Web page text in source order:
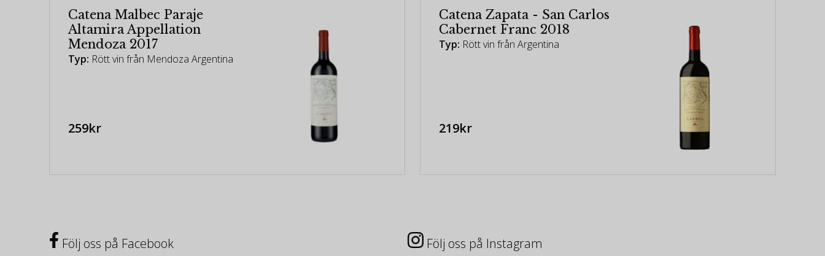
Catena Malbec Paraje
Altamira Appellation
Mendoza 2017
Typ: Rött vin från Mendoza Argentina
259kr
Catena Zapata - San Carlos
Cabernet Franc 2018
Typ: Rött vin från Argentina
219kr
Följ oss på Facebook Följ oss på Instagram